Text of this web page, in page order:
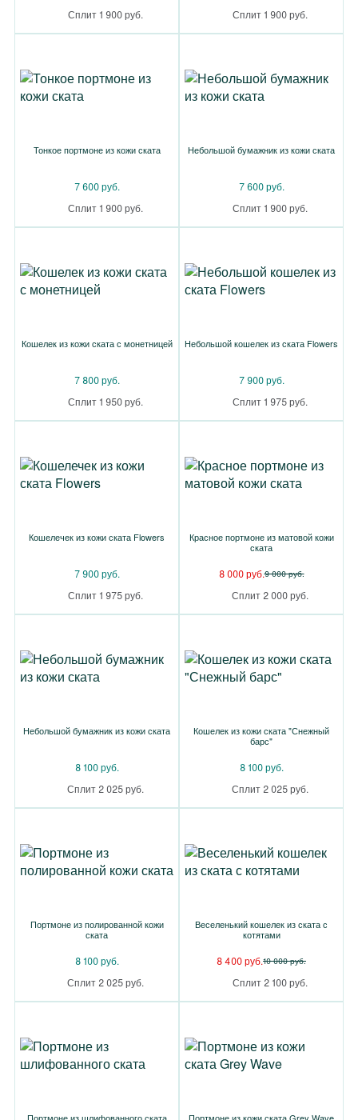
Сплит 1 900 руб.
Сплит 1 900 руб.
Тонкое портмоне из кожи ската
7 600 руб.
Сплит 1 900 руб.
Небольшой бумажник из кожи ската
7 600 руб.
Сплит 1 900 руб.
Кошелек из кожи ската с монетницей
7 800 руб.
Сплит 1 950 руб.
Небольшой кошелек из ската Flowers
7 900 руб.
Сплит 1 975 руб.
Кошелечек из кожи ската Flowers
7 900 руб.
Сплит 1 975 руб.
Красное портмоне из матовой кожи
ската
8 000 руб.9 000 руб.
Сплит 2 000 руб.
Небольшой бумажник из кожи ската
8 100 руб.
Сплит 2 025 руб.
Кошелек из кожи ската "Снежный
барс"
8 100 руб.
Сплит 2 025 руб.
Портмоне из полированной кожи
ската
8 100 руб.
Сплит 2 025 руб.
Веселенький кошелек из ската с
котятами
8 400 руб.10 000 руб.
Сплит 2 100 руб.